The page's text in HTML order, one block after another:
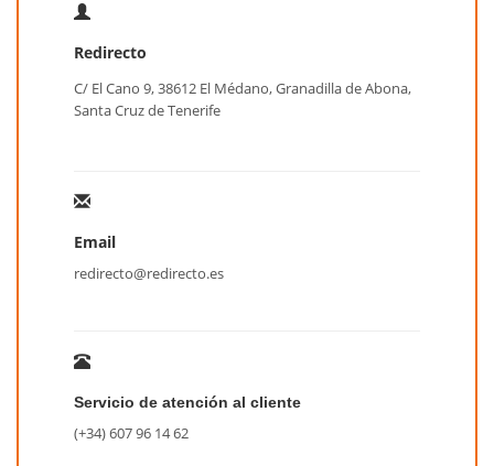
Redirecto
C/ El Cano 9, 38612 El Médano, Granadilla de Abona,
Santa Cruz de Tenerife
Email
redirecto@redirecto.es
Servicio de atención al cliente
(+34) 607 96 14 62